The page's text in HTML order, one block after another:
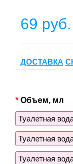
69 руб.
ДОСТАВКА
Объем, мл
Туалетная
Туалетная
Туалетная